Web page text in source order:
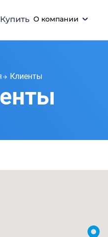
Купить О компании
Клиенты